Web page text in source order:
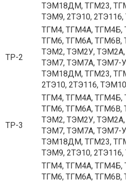
ТЭМ18ДМ, ТГМ23,
ТЭМ9, 2ТЭ10,
ТР-2
ТГМ4, ТГМ4А,
ТГМ6, ТГМ6А,
ТЭМ2, ТЭМ2У,
ТЭМ7, ТЭМ7А, ТЭМ7-
ТЭМ18ДМ, ТГМ23,
2ТЭ10, 2ТЭ116,
ТР-3
ТГМ4, ТГМ4А,
ТГМ6, ТГМ6А,
ТЭМ2, ТЭМ2У,
ТЭМ7, ТЭМ7А, ТЭМ7-
ТЭМ18ДМ, ТГМ23,
ТЭМ9, 2ТЭ10,
ТГМ4, ТГМ4А,
ТГМ6, ТГМ6А,